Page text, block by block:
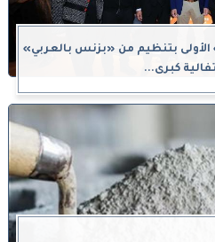
الأولى بتنظيم من «بزنس بالعربي»
كبرى...